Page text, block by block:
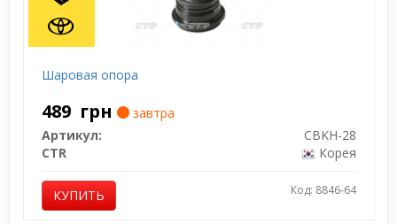
Шаровая опора
489 грн
завтра
Артикул:
CBKH-28
CTR
Корея
КУПИТЬ Код: 8846-64